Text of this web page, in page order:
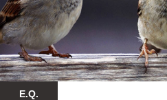
E.Q.